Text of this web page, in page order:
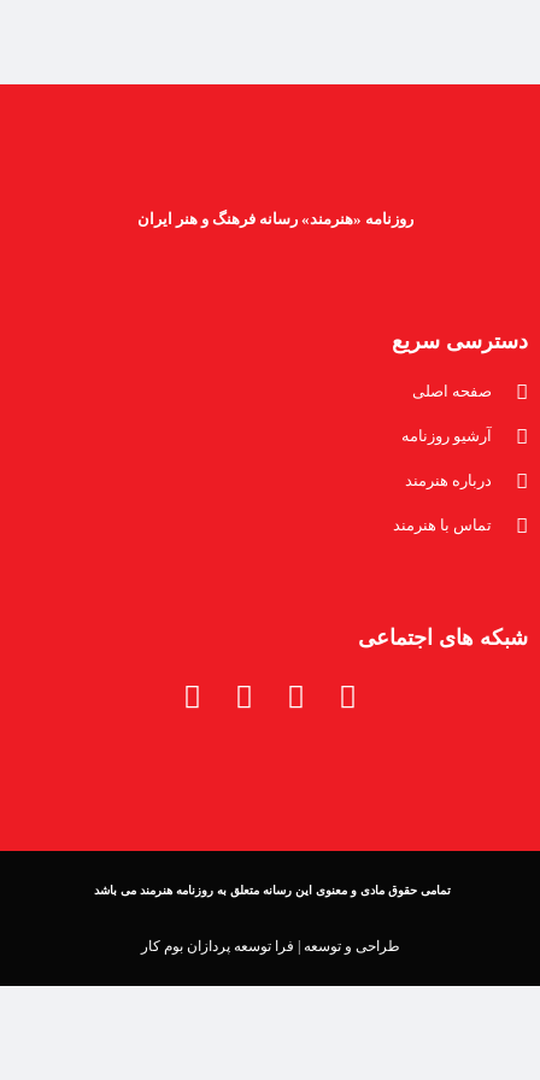
روزنامه «هنرمند» رسانه فرهنگ و هنر ایران
دسترسی سریع
صفحه اصلی
آرشیو روزنامه
درباره هنرمند
تماس با هنرمند
شبکه های اجتماعی
تمامی حقوق مادی و معنوی این رسانه متعلق به روزنامه هنرمند می باشد
طراحی و توسعه | فرا توسعه پردازان بوم کار